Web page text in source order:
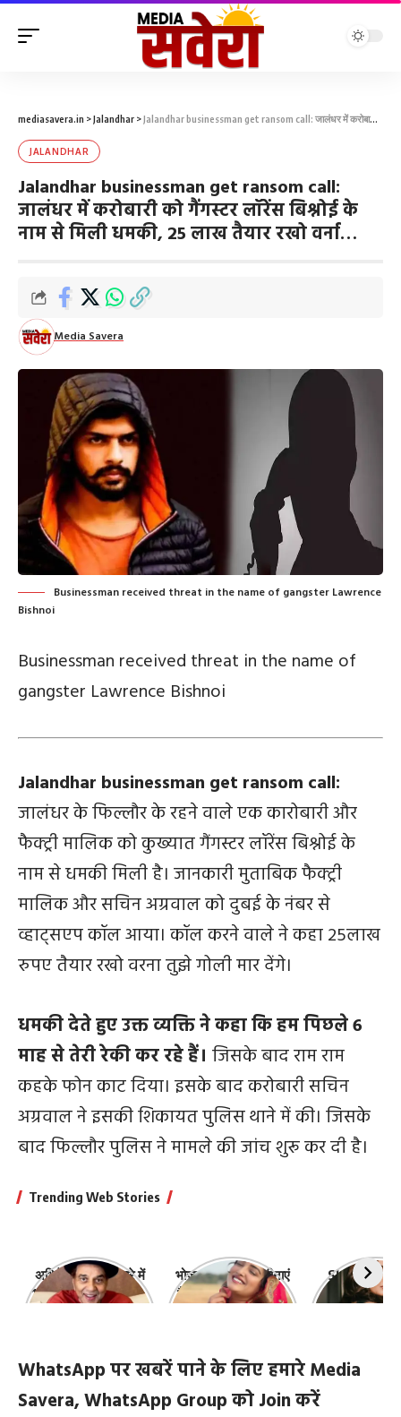
mediasavera.in >Jalandhar >Jalandhar businessman get ransom call: जालंधर में करोबारी को गैंगस्टर लॉरेंस बिश्नोई के नाम से मिली धमकी, 25 लाख तैयार रखो वर्ना…
JALANDHAR
Jalandhar businessman get ransom call:
जालंधर में करोबारी को गैंगस्टर लॉरेंस बिश्नोई के
नाम से मिली धमकी, 25 लाख तैयार रखो वर्ना…
Media Savera
Businessman received threat in the name of gangster Lawrence
Bishnoi
Businessman received threat in the name of
gangster Lawrence Bishnoi
Jalandhar businessman get ransom call:
जालंधर के फिल्लौर के रहने वाले एक कारोबारी और
फैक्ट्री मालिक को कुख्यात गैंगस्टर लॉरेंस बिश्नोई के
नाम से धमकी मिली है। जानकारी मुताबिक फैक्ट्री
मालिक और सचिन अग्रवाल को दुबई के नंबर से
व्हाट्सएप कॉल आया। कॉल करने वाले ने कहा 25लाख
रुपए तैयार रखो वरना तुझे गोली मार देंगे।
धमकी देते हुए उक्त व्यक्ति ने कहा कि हम पिछले 6
माह से तेरी रेकी कर रहे हैं। जिसके बाद राम राम
कहके फोन काट दिया। इसके बाद करोबारी सचिन
अग्रवाल ने इसकी शिकायत पुलिस थाने में की। जिसके
बाद फिल्लौर पुलिस ने मामले की जांच शुरू कर दी है।
Trending Web Stories
अभिनेता धर्मेंद्र के बारे में
10 रोचक बातें, जिनके बारे
भोजपुरी की ये 10 हसीनाएं
हैं सबसे खूबसूरत | top-
Shefali
‘कांटा लगा
WhatsApp पर खबरें पाने के लिए हमारे Media
Savera, WhatsApp Group को Join करें